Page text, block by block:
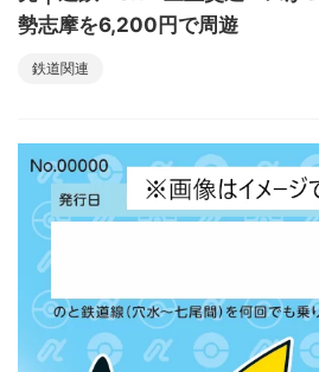
勢志摩を6,200円で周遊
鉄道関連